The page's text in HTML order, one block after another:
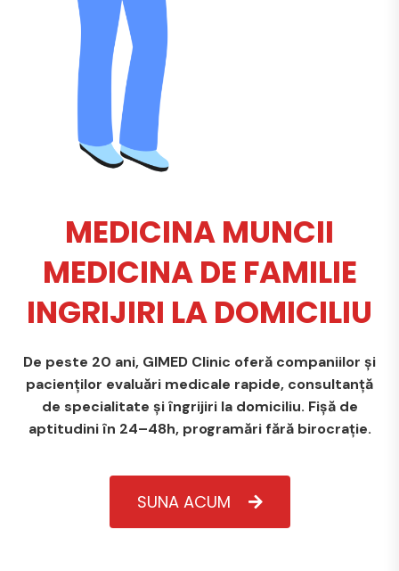
MEDICINA MUNCII
MEDICINA DE FAMILIE
INGRIJIRI LA DOMICILIU
De peste 20 ani, GIMED Clinic oferă companiilor și
pacienților evaluări medicale rapide, consultanță
de specialitate și îngrijiri la domiciliu. Fișă de
aptitudini în 24–48h, programări fără birocrație.
SUNA ACUM